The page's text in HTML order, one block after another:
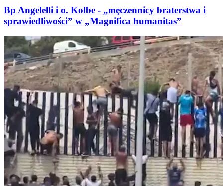
Bp Angelelli i o. Kolbe - „męczennicy braterstwa i
sprawiedliwości” w „Magnifica humanitas”